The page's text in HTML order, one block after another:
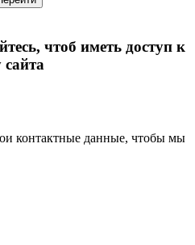
чтоб иметь доступ к
контактные данные, чтобы мы